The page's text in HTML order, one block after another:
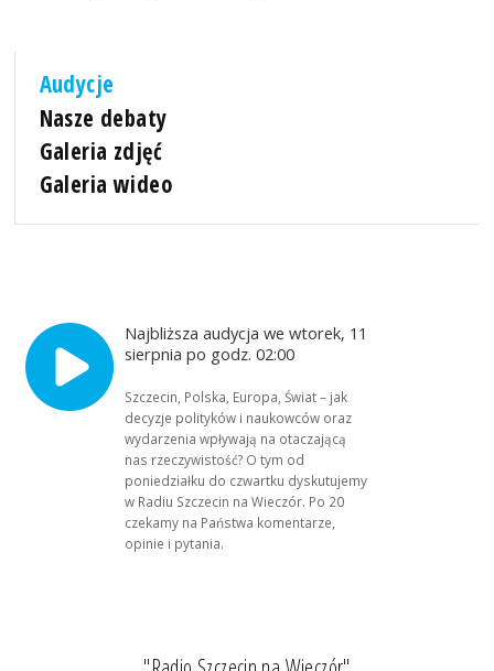
Audycje
Nasze debaty
Galeria zdjęć
Galeria wideo
Najbliższa audycja we wtorek, 11
sierpnia po godz. 02:00
Szczecin, Polska, Europa, Świat – jak
decyzje polityków i naukowców oraz
wydarzenia wpływają na otaczającą
nas rzeczywistość? O tym od
poniedziałku do czwartku dyskutujemy
w Radiu Szczecin na Wieczór. Po 20
czekamy na Państwa komentarze,
opinie i pytania.